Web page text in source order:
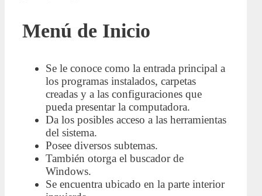
Menú de Inicio
Se le conoce como la entrada principal a
los programas instalados, carpetas
creadas y a las configuraciones que
pueda presentar la computadora.
Da los posibles acceso a las herramientas
del sistema.
Posee diversos subtemas.
También otorga el buscador de
Windows.
Se encuentra ubicado en la parte interior